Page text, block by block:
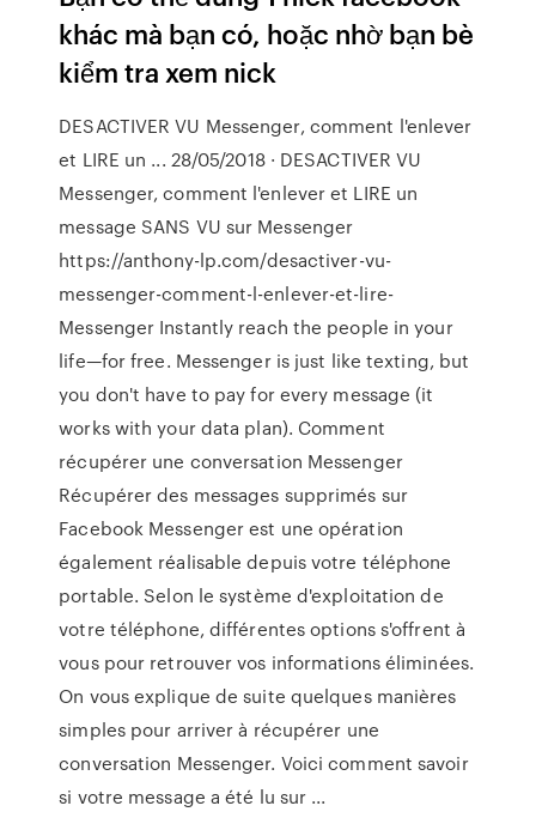
khác mà bạn có, hoặc nhờ bạn bè
kiểm tra xem nick
DESACTIVER VU Messenger, comment l'enlever
et LIRE un ... 28/05/2018 · DESACTIVER VU
Messenger, comment l'enlever et LIRE un
message SANS VU sur Messenger
https://anthony-lp.com/desactiver-vu-
messenger-comment-l-enlever-et-lire-
Messenger Instantly reach the people in your
life—for free. Messenger is just like texting, but
you don't have to pay for every message (it
works with your data plan). Comment
récupérer une conversation Messenger
Récupérer des messages supprimés sur
Facebook Messenger est une opération
également réalisable depuis votre téléphone
portable. Selon le système d'exploitation de
votre téléphone, différentes options s'offrent à
vous pour retrouver vos informations éliminées.
On vous explique de suite quelques manières
simples pour arriver à récupérer une
conversation Messenger. Voici comment savoir
si votre message a été lu sur ...